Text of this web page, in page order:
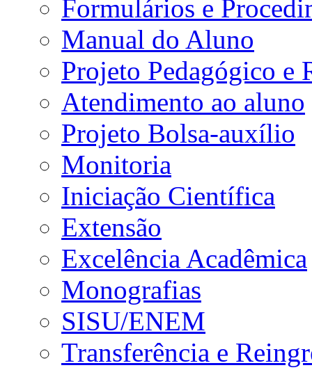
Formulários e
Manual do Aluno
Projeto Pedagógico e
Atendimento ao aluno
Projeto Bolsa-auxílio
Monitoria
Iniciação Científica
Extensão
Excelência Acadêmica
Monografias
SISU/ENEM
Transferência e